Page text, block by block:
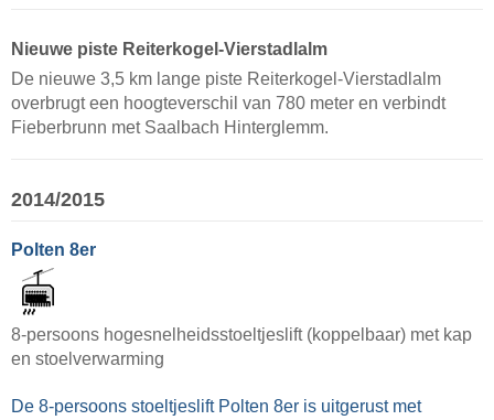
Nieuwe piste Reiterkogel-Vierstadlalm
De nieuwe 3,5 km lange piste Reiterkogel-Vierstadlalm
overbrugt een hoogteverschil van 780 meter en verbindt
Fieberbrunn met Saalbach Hinterglemm.
2014/2015
Polten 8er
8-persoons hogesnelheidsstoeltjeslift (koppelbaar) met kap
en stoelverwarming
De 8-persoons stoeltjeslift Polten 8er is uitgerust met